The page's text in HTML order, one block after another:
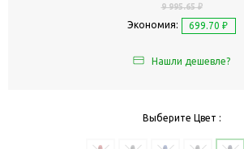
9 995.65 ₽
Экономия: 699.70 ₽
Нашли дешевле?
Выберите Цвет :